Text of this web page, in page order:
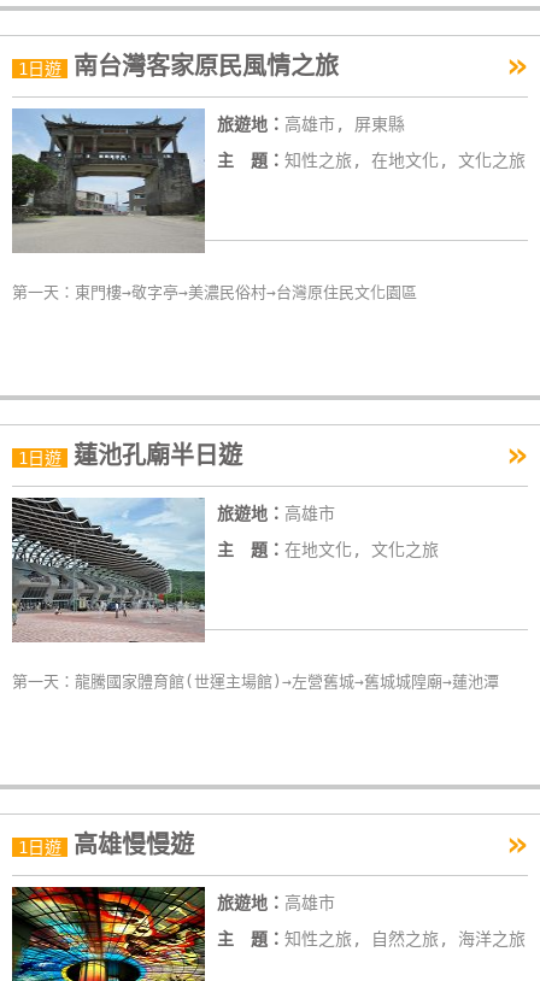
1日遊 南台灣客家原民風情之旅 »
旅遊地： 高雄市, 屏東縣
主 題： 知性之旅, 在地文化, 文化之旅
第一天：東門樓→敬字亭→美濃民俗村→台灣原住民文化園區
1日遊 蓮池孔廟半日遊 »
旅遊地： 高雄市
主 題： 在地文化, 文化之旅
第一天：龍騰國家體育館(世運主場館)→左營舊城→舊城城隍廟→蓮池潭
1日遊 高雄慢慢遊 »
旅遊地： 高雄市
主 題： 知性之旅, 自然之旅, 海洋之旅